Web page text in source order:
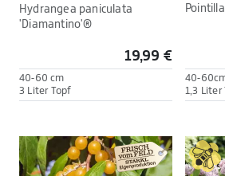
Hydrangea paniculata
'Diamantino'®
19,99 €
40-60 cm
3 Liter Topf
40-
1,3 Liter